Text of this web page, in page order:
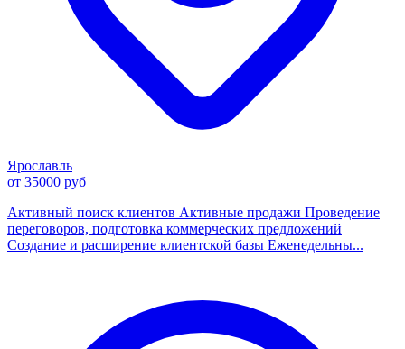
Ярославль
от 35000 руб
Активный поиск клиентов Активные продажи Проведение
переговоров, подготовка коммерческих предложений
Создание и расширение клиентской базы Еженедельны...